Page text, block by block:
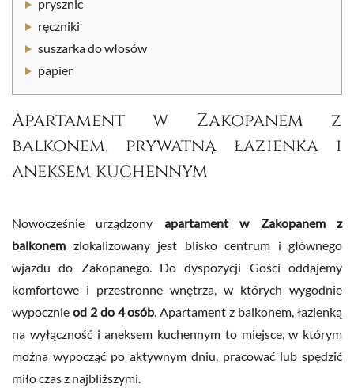
prysznic
ręczniki
suszarka do włosów
papier
Apartament w Zakopanem z
balkonem, prywatną łazienką i
aneksem kuchennym
Nowocześnie urządzony apartament w Zakopanem z
balkonem zlokalizowany jest blisko centrum i głównego
wjazdu do Zakopanego. Do dyspozycji Gości oddajemy
komfortowe i przestronne wnętrza, w których wygodnie
wypocznie od 2 do 4 osób. Apartament z balkonem, łazienką
na wyłączność i aneksem kuchennym to miejsce, w którym
można wypocząć po aktywnym dniu, pracować lub spędzić
miło czas z najbliższymi.